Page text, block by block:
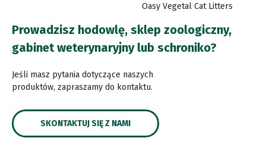
Oasy Vegetal Cat Litters
Prowadzisz hodowlę, sklep zoologiczny,
gabinet weterynaryjny lub schroniko?
Jeśli masz pytania dotyczące naszych
produktów, zapraszamy do kontaktu.
SKONTAKTUJ SIĘ Z NAMI